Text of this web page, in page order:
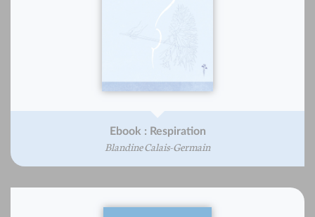
Ebook : Respiration
Blandine Calais-Germain